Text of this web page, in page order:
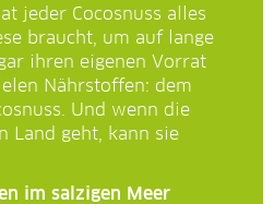
jeder Cocosnuss alles
braucht, um auf lange
ihren eigenen Vorrat
Nährstoffen: dem
Und wenn die
Land geht, kann sie
im salzigen Meer